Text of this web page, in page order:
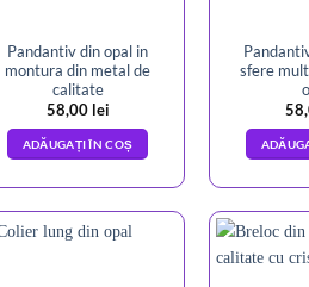
Pandantiv din opal in
montura din metal de
calitate
58,00 lei
ADĂUGAȚI ÎN COȘ
sfere